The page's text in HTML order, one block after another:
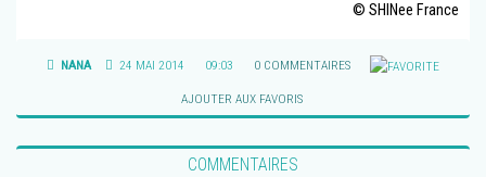
© SHINee France
NANA 24 MAI 2014 09:03 0 COMMENTAIRES
AJOUTER AUX FAVORIS
COMMENTAIRES